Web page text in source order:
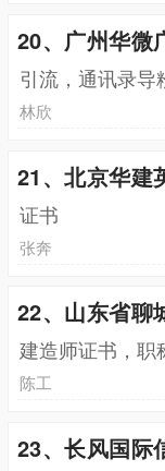
20、广州华微
引流，通讯录导
林欣
21、北京华建
证书
张奔
22、山东省聊
建造师证书，职
陈工
23、长风国际